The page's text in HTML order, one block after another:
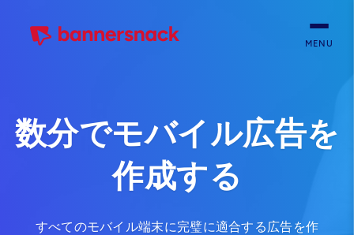
MENU
数分でモバイル広告を
作成する
すべてのモバイル端末に完璧に適合する広告を作